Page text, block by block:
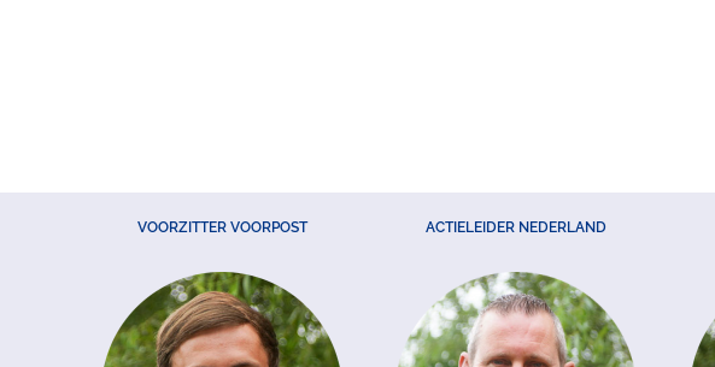
VOORZITTER VOORPOST ACTIELEIDER NEDERLAND